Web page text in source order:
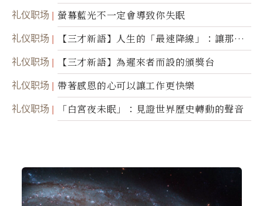
諾
礼仪职场 螢幕藍光不一定會導致你失眠
礼仪职场
【三才新語】人生的「最速降線」：讓那道
光，帶你滑向自己
礼仪职场 【三才新語】為遲來者而設的頒獎台
礼仪职场 帶著感恩的心可以讓工作更快樂
礼仪职场 「白宮夜未眠」：見證世界歷史轉動的聲音